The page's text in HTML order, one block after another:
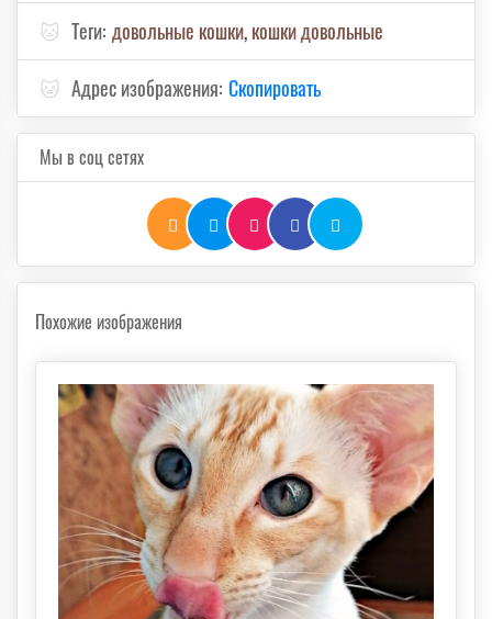
🐱 Теги: довольные кошки,кошки довольные
🐱 Адрес изображения: Скопировать
Мы в соц сетях
Похожие изображения